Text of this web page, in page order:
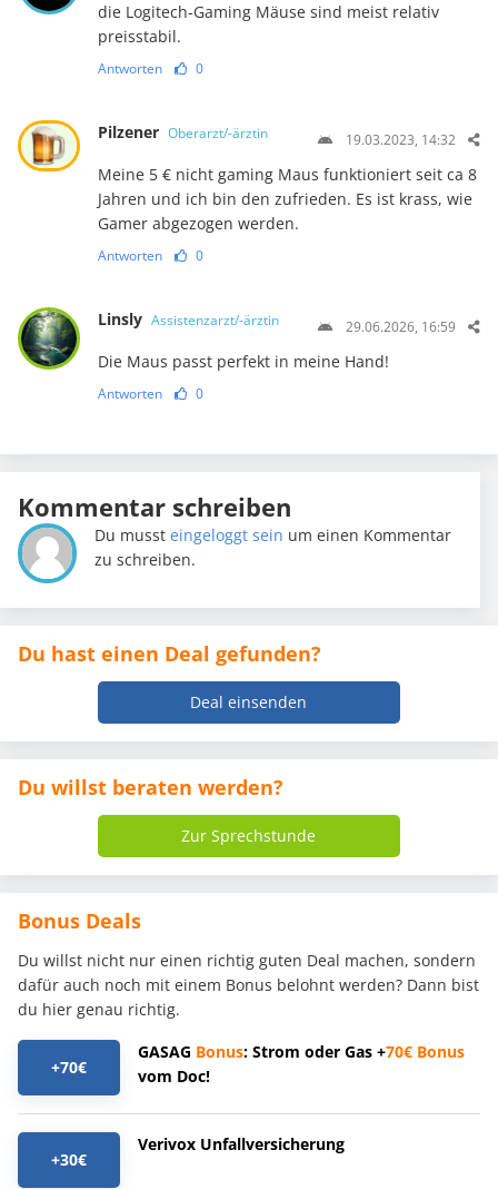
die Logitech-Gaming Mäuse sind meist relativ
preisstabil.
Antworten 0
Pilzener Oberarzt/-ärztin 19.03.2023, 14:32
Meine 5 € nicht gaming Maus funktioniert seit ca 8
Jahren und ich bin den zufrieden. Es ist krass, wie
Gamer abgezogen werden.
Antworten 0
Linsly Assistenzarzt/-ärztin 29.06.2026, 16:59
Die Maus passt perfekt in meine Hand!
Antworten 0
Kommentar schreiben
Du mussteingeloggt sein um einen Kommentar
zu schreiben.
Du hast einen Deal gefunden?
Deal einsenden
Du willst beraten werden?
Zur Sprechstunde
Bonus Deals
Du willst nicht nur einen richtig guten Deal machen, sondern
dafür auch noch mit einem Bonus belohnt werden? Dann bist
du hier genau richtig.
+70€
GASAG Bonus: Strom oder Gas +70€ Bonus
vom Doc!
+30€
Verivox Unfallversicherung